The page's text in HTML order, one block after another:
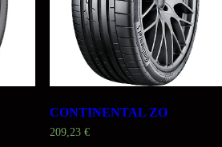
CONTINENTAL ZO
209,23 €